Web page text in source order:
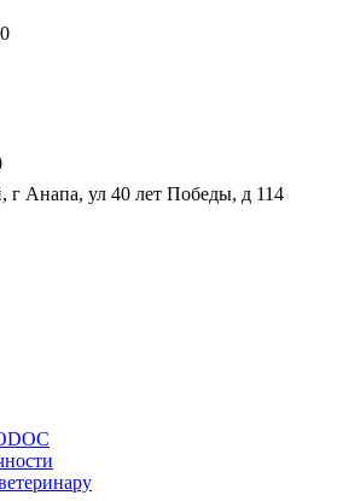
г Анапа, ул 40 лет Победы, д 114